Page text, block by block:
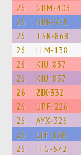
26 GBM-403
26 NBR-971
26 TSK-868
26 LLM-138
26 KIU-837
26 KIU-837
26 ZIX-332
26 UPF-226
26 AYX-326
26 LTF-138
26 FFG-572